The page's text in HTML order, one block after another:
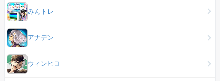
みんトレ
アナデン
ウィンヒロ